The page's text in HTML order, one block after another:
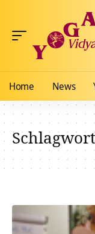
Home News